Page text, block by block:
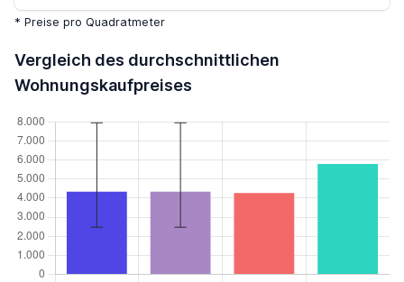
* Preise pro Quadratmeter
Vergleich des durchschnittlichen
Wohnungskaufpreises